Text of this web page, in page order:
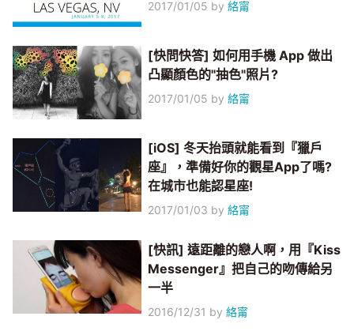
2017/01/05 by絡甯
[快問快答] 如何用手機 App 做出
凸顯顏色的"抽色"照片?
2017/01/05 by絡甯
[iOS] 冬天抬頭就能看到『獵戶
座』，準備好你的觀星App了嗎?
在城市也能認星座!
2017/01/03 by絡甯
[快訊] 遠距離的戀人啊，用『Kiss
Messenger』把自己的吻傳給另
一半
2016/12/31 by絡甯